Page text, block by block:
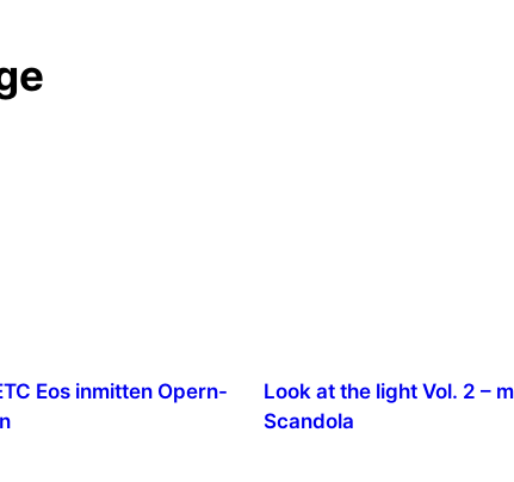
Eos inmitten Opern-
Look at the light Vol. 2 –
Scandola